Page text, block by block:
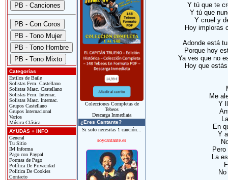
Categorías
Estilos de Baile
Solistas Fem. Castellano
Solistas Masc. Castellano
Solistas Fem. Internac.
Solistas Masc. Internac.
Grupos Castellano
Grupos Internacional
Varios
Música Clásica
AYUDAS + INFO
General
Tu Sitio
IM Informa
Pago con Paypal
Formas de Pago
Política De Privacidad
Política De Cookies
Contacto
Colecciones Completas de
Tebeos
Descarga Inmediata
¿Eres Cantante?
Si solo necesitas 1 canción...
soycantante.es
Y tú que te
Y tú que
Y cruel y
Hoy imploras
Adonde está
Porque hoy
Ya ves que no
Hoy que
Me
Y
En
Y
La